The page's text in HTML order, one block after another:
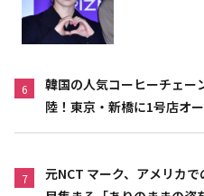
6
韓国の人気コーヒーチェー
陸！東京・新橋に1号店オ
7
元NCT マーク、アメリカ